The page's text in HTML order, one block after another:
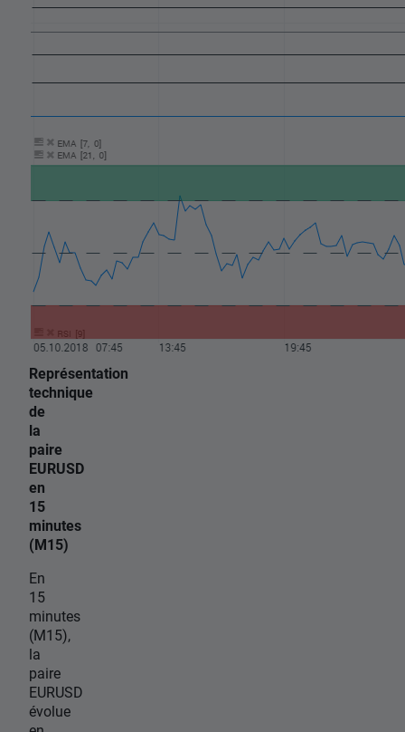
Représentation
technique
de
la
paire
EURUSD
en
15
minutes
(M15)
En
15
minutes
(M15),
la
paire
EURUSD
évolue